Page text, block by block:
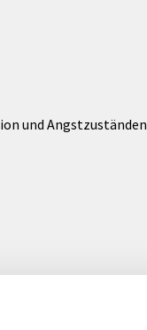
und Angstzuständen